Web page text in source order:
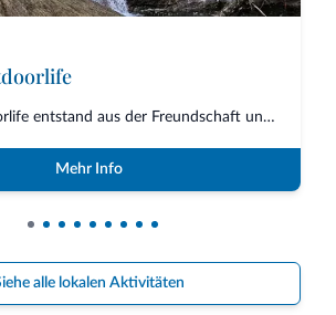
Dolomitioutdoorlife entstand aus der Freundschaft und Zusammenarbeit von Fa...
Mehr Info
alle lokalen Aktivitäten